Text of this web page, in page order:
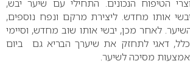
הטיפוח הנכונים. התחילי עם שיער יבש,
אותו מחדש. ליצירת מרקם ונפח נוספים,
לאחר מכן, יבשי אותו שוב מחדש, וסיימי
דאגי לתחזק את שיערך הבריא גם ביום
מסיכה לשיער.